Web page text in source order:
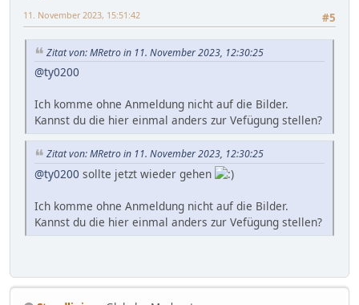
#5
11. November 2023, 15:51:42
Zitat von: MRetro in 11. November 2023, 12:30:25
@ty0200
Ich komme ohne Anmeldung nicht auf die Bilder.
Kannst du die hier einmal anders zur Vefügung stellen?
Zitat von: MRetro in 11. November 2023, 12:30:25
@ty0200 sollte jetzt wieder gehen
Ich komme ohne Anmeldung nicht auf die Bilder.
Kannst du die hier einmal anders zur Vefügung stellen?